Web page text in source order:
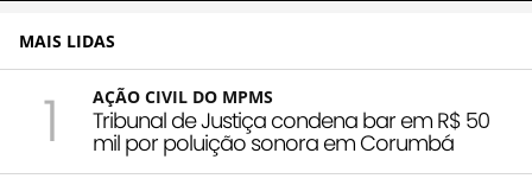
MAIS LIDAS
1 AÇÃO CIVIL DO MPMS
Tribunal de Justiça condena bar em R$ 50
mil por poluição sonora em Corumbá